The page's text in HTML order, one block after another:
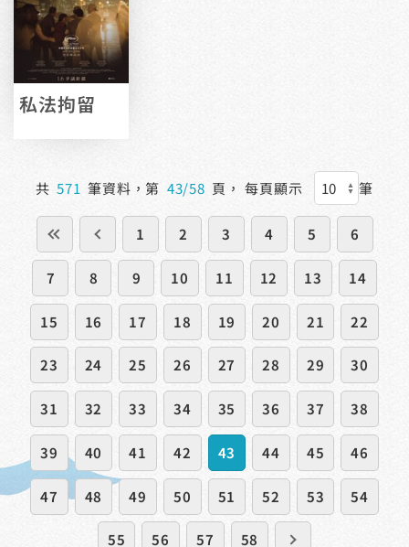
私法拘留
共 571 筆資料，第 43/58 頁， 每頁顯示 筆
1 2 3 4 5 6
7 8 9 10 11 12 13 14
15 16 17 18 19 20 21 22
23 24 25 26 27 28 29 30
31 32 33 34 35 36 37 38
39 40 41 42 43 44 45 46
47 48 49 50 51 52 53 54
55 56 57 58